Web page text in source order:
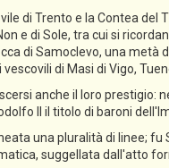
di Trento e la Contea del
e di Sole, tra cui si
di Samoclevo, una metà
di Masi di Vigo,
anche il loro prestigio:
II il titolo di baroni
una pluralità di linee; fu
suggellata dall'atto